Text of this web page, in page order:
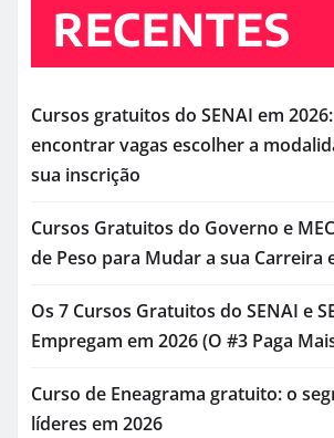
RECENTES
Cursos gratuitos do SENAI em
encontrar vagas escolher a
sua inscrição
Cursos Gratuitos do Governo e
de Peso para Mudar a sua Carreira
Os 7 Cursos Gratuitos do SENAI e
Empregam em 2026 (O #3 Paga
Curso de Eneagrama gratuito: o
líderes em 2026